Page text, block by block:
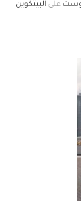
على البيتكوين